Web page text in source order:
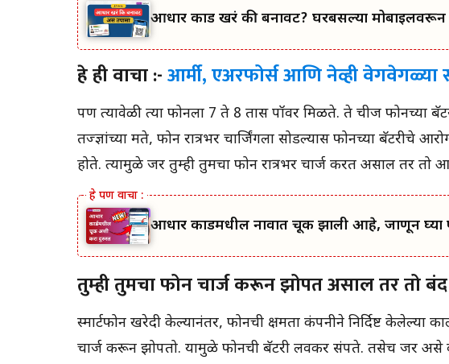
आधार कार्ड खरं की बनावट? घरबसल्या
हे ही वाचा :-आर्मी, एअरफोर्स आणि नेव्ही
पण त्यावेळी त्या फोनला 7 ते 8 तास पॉवर मिळते. ते चीज फोनच्या
तज्ज्ञांच्या मते, फोन रात्रभर चार्जिंगला सोडल्यास फोनच्या बॅटरीचे
होते. त्यामुळे जर तुम्ही तुमचा फोन रात्रभर चार्ज करत असाल तर तो
आधार कार्डमधील नावात चूक झाली आहे, जाणून
तुम्ही तुमचा फोन चार्ज करून झोपत असाल तर तो
स्मार्टफोन खरेदी केल्यानंतर, फोनची क्षमता कंपनीने निर्दिष्ट केलेल्या
चार्ज करून झोपतो. यामुळे फोनची बॅटरी लवकर संपते. तसेच जर असे